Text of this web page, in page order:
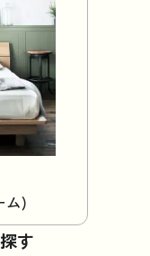
ム)
す